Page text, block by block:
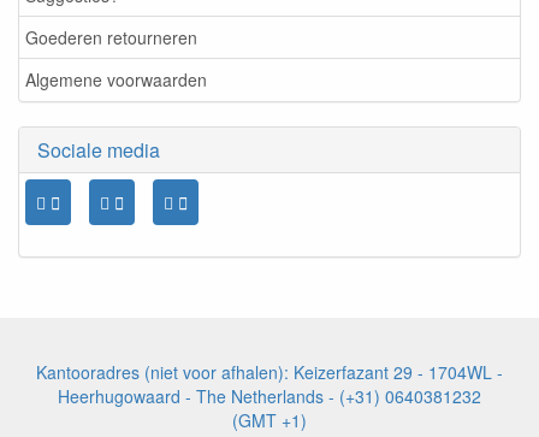
Goederen retourneren
Algemene voorwaarden
Sociale media
Kantooradres (niet voor afhalen): Keizerfazant 29 - 1704WL -
Heerhugowaard - The Netherlands - (+31) 0640381232
(GMT +1)